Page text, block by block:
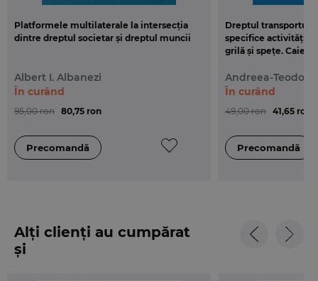
Platformele multilaterale la intersecția
dintre dreptul societar și dreptul muncii
Albert I. Albanezi
95,00 ron 80,75 ron
În curând
Dreptul
specifice activității
grilă și spețe. Caiet
Andreea-Teodora
49,00 ron 41,65 ron
În curând
Alți clienți au cumpărat
și